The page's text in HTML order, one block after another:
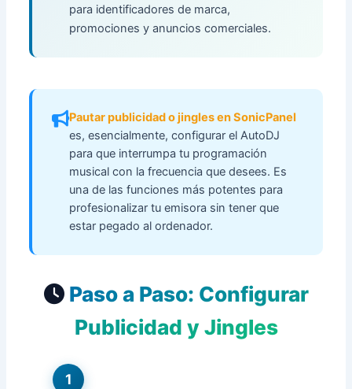
para identificadores de marca,
promociones y anuncios comerciales.
Pautar publicidad o jingles en SonicPanel
es, esencialmente, configurar el AutoDJ
para que interrumpa tu programación
musical con la frecuencia que desees. Es
una de las funciones más potentes para
profesionalizar tu emisora sin tener que
estar pegado al ordenador.
Paso a Paso: Configurar
Publicidad y Jingles
1